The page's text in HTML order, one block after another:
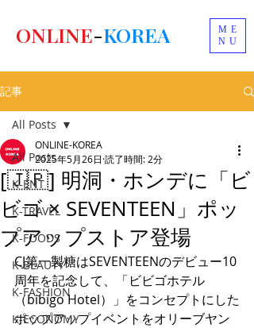
ME
NU
ONLINE-KOREA
記事
All Posts
K-ENT
K-TRAVEL
K-FOODS
K-BEAUTY
K-FASHION
K-ECONOMY
All Posts
[🇯🇵] 明洞・ホンデに「ビ
ビゴ × SEVENTEEN」ポッ
プアップストア登場
ONLINE-KOREA
2025年5月26日 読了時間: 2分
CJ第一製糖はSEVENTEENのデビュー10
周年を記念して、「ビビゴホテル
（bibigo Hotel）」をコンセプトにした
ポップアップイベントをオリーブヤン